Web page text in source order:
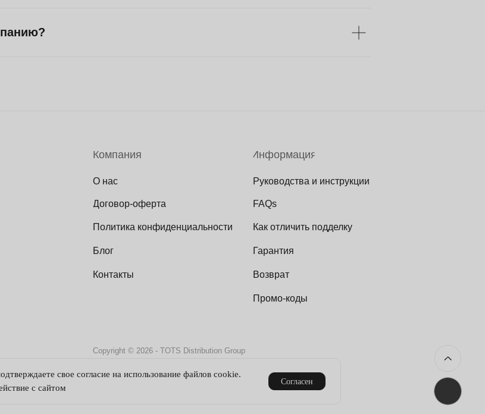
Компания
О нас
Договор-оферта
Политика конфиденциальности Как отличить подделку
Блог
Контакты
Copyright © 2026 - TOTS Distribution Group
№83312 от 19.01.2018 года
Информация
Руководства и инструкции
FAQs
Гарантия
Возврат
Промо-коды
свое согласие на использование файлов cookie.
с сайтом
Согласен